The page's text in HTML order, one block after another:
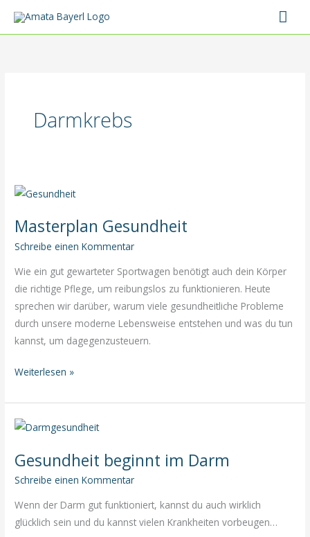
Inhalt
Darmkrebs
Masterplan Gesundheit
Schreibe einen Kommentar
Wie ein gut gewarteter Sportwagen benötigt auch dein Körper
die richtige Pflege, um reibungslos zu funktionieren. Heute
sprechen wir darüber, warum viele gesundheitliche Probleme
durch unsere moderne Lebensweise entstehen und was du tun
kannst, um dagegenzusteuern.
Masterplan
Weiterlesen »
Gesundheit beginnt im Darm
Schreibe einen Kommentar
Wenn der Darm gut funktioniert, kannst du auch wirklich
glücklich sein und du kannst vielen Krankheiten vorbeugen…